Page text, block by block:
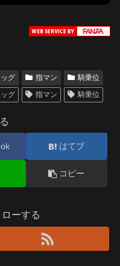
ッグ 指マン
騎乗位
ッグ 指マン 騎乗位
はてブ
コピー
ーする